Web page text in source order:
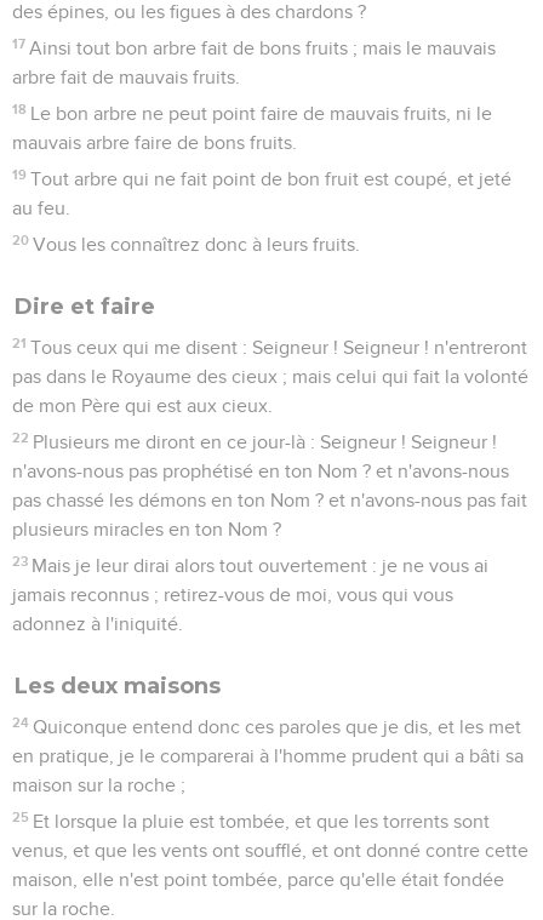
des épines, ou les figues à des chardons ?
17 Ainsi tout bon arbre fait de bons fruits ; mais le mauvais
arbre fait de mauvais fruits.
18 Le bon arbre ne peut point faire de mauvais fruits, ni le
mauvais arbre faire de bons fruits.
19 Tout arbre qui ne fait point de bon fruit est coupé, et jeté
au feu.
20 Vous les connaîtrez donc à leurs fruits.
Dire et faire
21 Tous ceux qui me disent : Seigneur ! Seigneur ! n'entreront
pas dans le Royaume des cieux ; mais celui qui fait la volonté
de mon Père qui est aux cieux.
22 Plusieurs me diront en ce jour-là : Seigneur ! Seigneur !
n'avons-nous pas prophétisé en ton Nom ? et n'avons-nous
pas chassé les démons en ton Nom ? et n'avons-nous pas fait
plusieurs miracles en ton Nom ?
23 Mais je leur dirai alors tout ouvertement : je ne vous ai
jamais reconnus ; retirez-vous de moi, vous qui vous
adonnez à l'iniquité.
Les deux maisons
24 Quiconque entend donc ces paroles que je dis, et les met
en pratique, je le comparerai à l'homme prudent qui a bâti sa
maison sur la roche ;
25 Et lorsque la pluie est tombée, et que les torrents sont
venus, et que les vents ont soufflé, et ont donné contre cette
maison, elle n'est point tombée, parce qu'elle était fondée
sur la roche.